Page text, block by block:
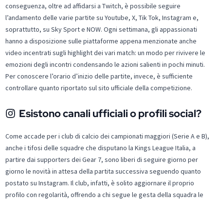
conseguenza, oltre ad affidarsi a Twitch, è possibile seguire
l’andamento delle varie partite su Youtube, X, Tik Tok, Instagram e,
soprattutto, su Sky Sport e NOW. Ogni settimana, gli appassionati
hanno a disposizione sulle piattaforme appena menzionate anche
video incentrati sugli highlight dei vari match: un modo per rivivere le
emozioni degli incontri condensando le azioni salienti in pochi minuti.
Per conoscere l’orario d’inizio delle partite, invece, è sufficiente
controllare quanto riportato sul sito ufficiale della competizione.
Esistono canali ufficiali o profili social?
Come accade per i club di calcio dei campionati maggiori (Serie A e B),
anche i tifosi delle squadre che disputano la Kings League Italia, a
partire dai supporters dei Gear 7, sono liberi di seguire giorno per
giorno le novità in attesa della partita successiva seguendo quanto
postato su Instagram. Il club, infatti, è solito aggiornare il proprio
profilo con regolarità, offrendo a chi segue le gesta della squadra le